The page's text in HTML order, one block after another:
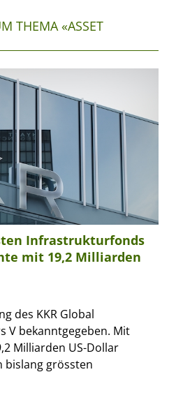
THEMA «ASSET
Infrastrukturfonds
mit 19,2 Milliarden
des KKR Global
V bekanntgegeben. Mit
Milliarden US-Dollar
bislang grössten